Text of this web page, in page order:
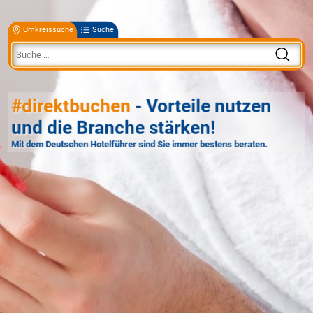
Umkreissuche Suche
#direktbuchen - Vorteile nutzen
und die Branche stärken!
Mit dem Deutschen Hotelführer sind Sie immer bestens beraten.